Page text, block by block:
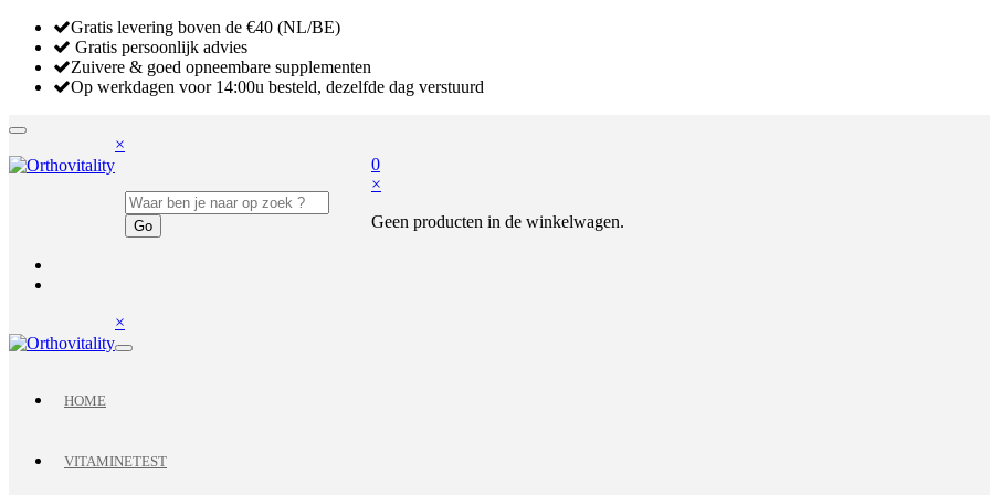
Gratis levering boven de €40 (NL/BE)
Gratis persoonlijk advies
Zuivere & goed opneembare supplementen
Op werkdagen voor 14:00u besteld, dezelfde dag verstuurd
×
0
×
Geen producten in de winkelwagen.
×
HOME
VITAMINETEST